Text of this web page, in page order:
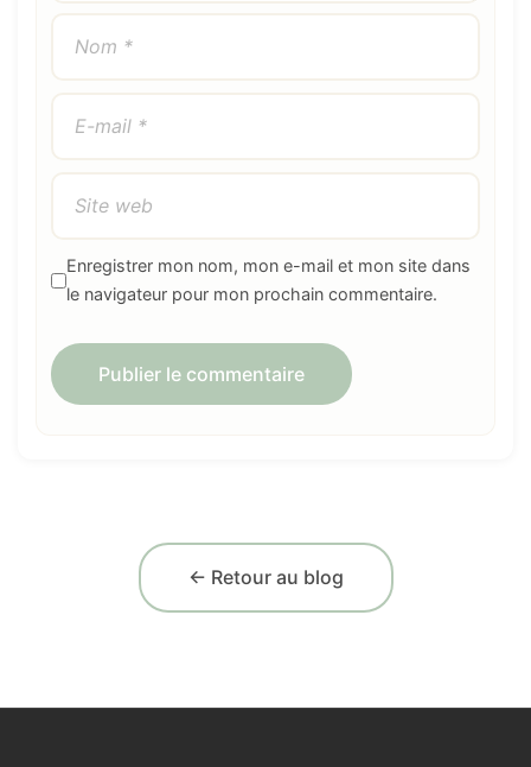
Enregistrer mon nom, mon e-mail et mon site dans
le navigateur pour mon prochain commentaire.
← Retour au blog